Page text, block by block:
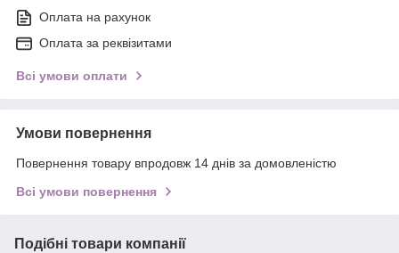
Оплата на рахунок
Оплата за реквізитами
Всі умови оплати
Умови повернення
Повернення товару впродовж 14 днів за домовленістю
Всі умови повернення
Подібні товари компанії